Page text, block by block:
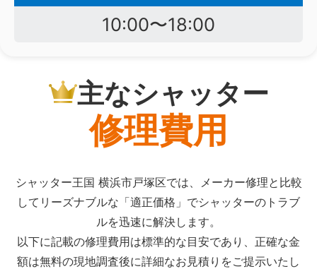
10:00〜18:00
主なシャッター
修理費用
シャッター王国 横浜市戸塚区では、メーカー修理と比較
してリーズナブルな「適正価格」でシャッターのトラブ
ルを迅速に解決します。
以下に記載の修理費用は標準的な目安であり、正確な金
額は無料の現地調査後に詳細なお見積りをご提示いたし